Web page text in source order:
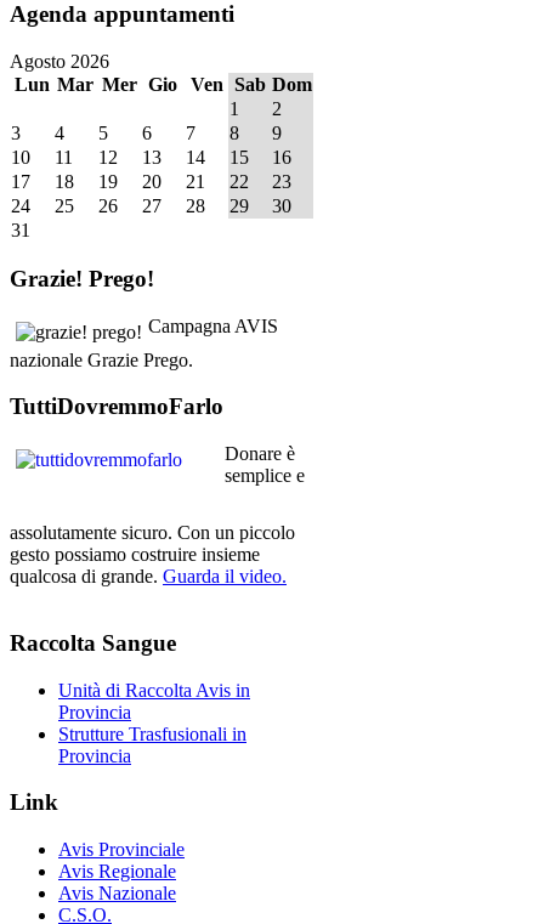
Agenda appuntamenti
Agosto 2026
Lun Mar Mer Gio Ven Sab Dom
1
2
3
4 5 6 7 8
9
10
11 12 13 14 15
16
17
18 19 20 21 22
23
24
25 26 27 28 29
30
31
Grazie! Prego!
Campagna AVIS
nazionale Grazie Prego.
TuttiDovremmoFarlo
Donare è
semplice e
assolutamente sicuro. Con un piccolo
gesto possiamo costruire insieme
qualcosa di grande. Guarda il video.
Raccolta Sangue
Unità di Raccolta Avis in
Provincia
Strutture Trasfusionali in
Provincia
Link
Avis Provinciale
Avis Regionale
Avis Nazionale
C.S.O.